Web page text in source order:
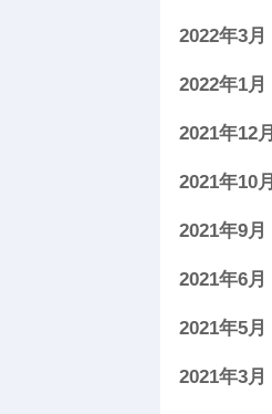
2022年3月
2022年1月
2021年12月
2021年10月
2021年9月
2021年6月
2021年5月
2021年3月